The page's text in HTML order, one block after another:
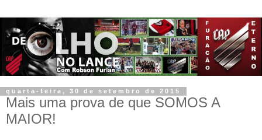
quarta-feira, 30 de setembro de 2015
Mais uma prova de que SOMOS A
MAIOR!